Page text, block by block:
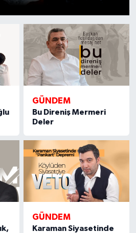
GÜNDEM
Bu Direniş Mermeri
Deler
GÜNDEM
Karaman Siyasetinde